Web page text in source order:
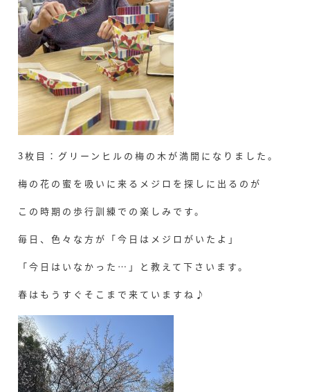
3枚目：グリーンヒルの梅の木が満開になりました。
梅の花の蜜を吸いに来るメジロを探しに出るのが
この時期の歩行訓練での楽しみです。
毎日、色々な方が「今日はメジロがいたよ」
「今日はいなかった…」と教えて下さいます。
春はもうすぐそこまで来ていますね♪